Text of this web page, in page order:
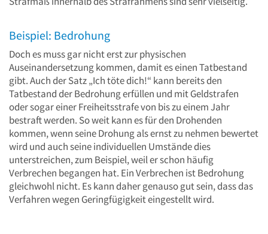
Beispiel: Bedrohung
Doch es muss gar nicht erst zur physischen
Auseinandersetzung kommen, damit es einen Tatbestand
gibt. Auch der Satz „Ich töte dich!“ kann bereits den
Tatbestand der Bedrohung erfüllen und mit Geldstrafen
oder sogar einer Freiheitsstrafe von bis zu einem Jahr
bestraft werden. So weit kann es für den Drohenden
kommen, wenn seine Drohung als ernst zu nehmen bewertet
wird und auch seine individuellen Umstände dies
unterstreichen, zum Beispiel, weil er schon häufig
Verbrechen begangen hat. Ein Verbrechen ist Bedrohung
gleichwohl nicht. Es kann daher genauso gut sein, dass das
Verfahren wegen Geringfügigkeit eingestellt wird.